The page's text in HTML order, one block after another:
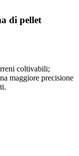
di pellet
coltivabili;
maggiore precisione